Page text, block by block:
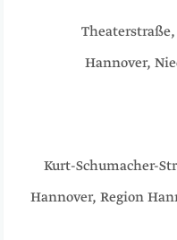
16,
Hannover,
7, Kurt-Schumacher-
Hannover, Region